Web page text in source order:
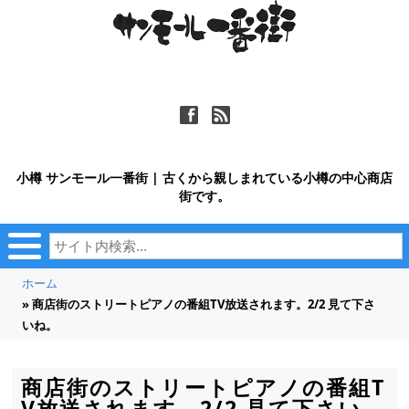
ä ñ
小樽 サンモール一番街 | 古くから親しまれている小樽の中心商店
街です。
ホーム
» 商店街のストリートピアノの番組TV放送されます。2/2 見て下さ
いね。
商店街のストリートピアノの番組T